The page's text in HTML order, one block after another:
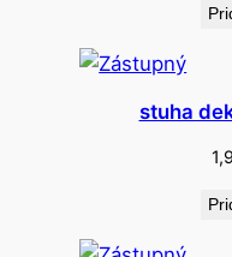
O
P
e
stuha